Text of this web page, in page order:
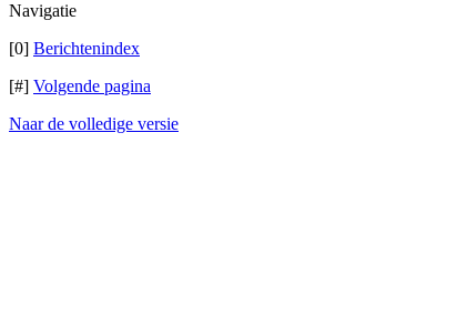
Navigatie
[0] Berichtenindex
[#] Volgende pagina
Naar de volledige versie